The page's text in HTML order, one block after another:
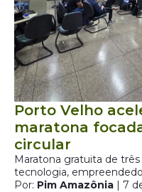
Porto Velho
maratona
circular
Maratona gratuita de
tecnologia,
Por: Pim Amazônia | 7